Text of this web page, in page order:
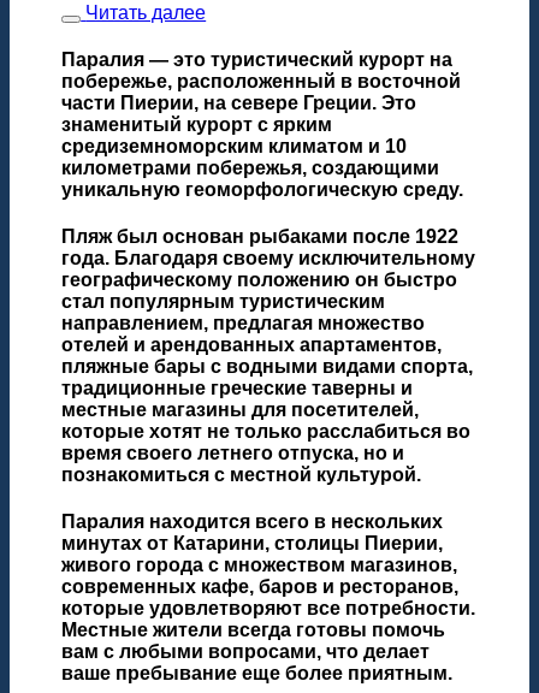
Читать далее
Паралия — это туристический курорт на
побережье, расположенный в восточной
части Пиерии, на севере Греции. Это
знаменитый курорт с ярким
средиземноморским климатом и 10
километрами побережья, создающими
уникальную геоморфологическую среду.
Пляж был основан рыбаками после 1922
года. Благодаря своему исключительному
географическому положению он быстро
стал популярным туристическим
направлением, предлагая множество
отелей и арендованных апартаментов,
пляжные бары с водными видами спорта,
традиционные греческие таверны и
местные магазины для посетителей,
которые хотят не только расслабиться во
время своего летнего отпуска, но и
познакомиться с местной культурой.
Паралия находится всего в нескольких
минутах от Катарини, столицы Пиерии,
живого города с множеством магазинов,
современных кафе, баров и ресторанов,
которые удовлетворяют все потребности.
Местные жители всегда готовы помочь
вам с любыми вопросами, что делает
ваше пребывание еще более приятным.